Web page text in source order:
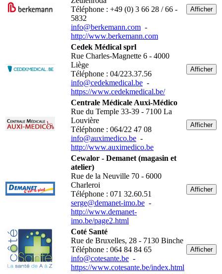
Téléphone : +49 (0) 3 66 28 / 66 -
5832
info@berkemann.com -
http://www.berkemann.com
Afficher
Cedek Médical sprl
Rue Charles-Magnette 6 - 4000
Liège
Téléphone : 04/223.37.56
info@cedekmedical.be -
https://www.cedekmedical.be/
Afficher
Centrale Médicale Auxi-Médico
Rue du Temple 33-39 - 7100 La
Louvière
Téléphone : 064/22 47 08
info@auximedico.be -
http://www.auximedico.be
Afficher
Cewalor - Demanet (magasin et
atelier)
Rue de la Neuville 70 - 6000
Charleroi
Téléphone : 071 32.60.51
serge@demanet-imo.be -
http://www.demanet-
imo.be/page2.html
Afficher
Coté Santé
Rue de Bruxelles, 28 - 7130 Binche
Téléphone : 064 84 84 65
info@cotesante.be -
https://www.cotesante.be/index.html
Afficher